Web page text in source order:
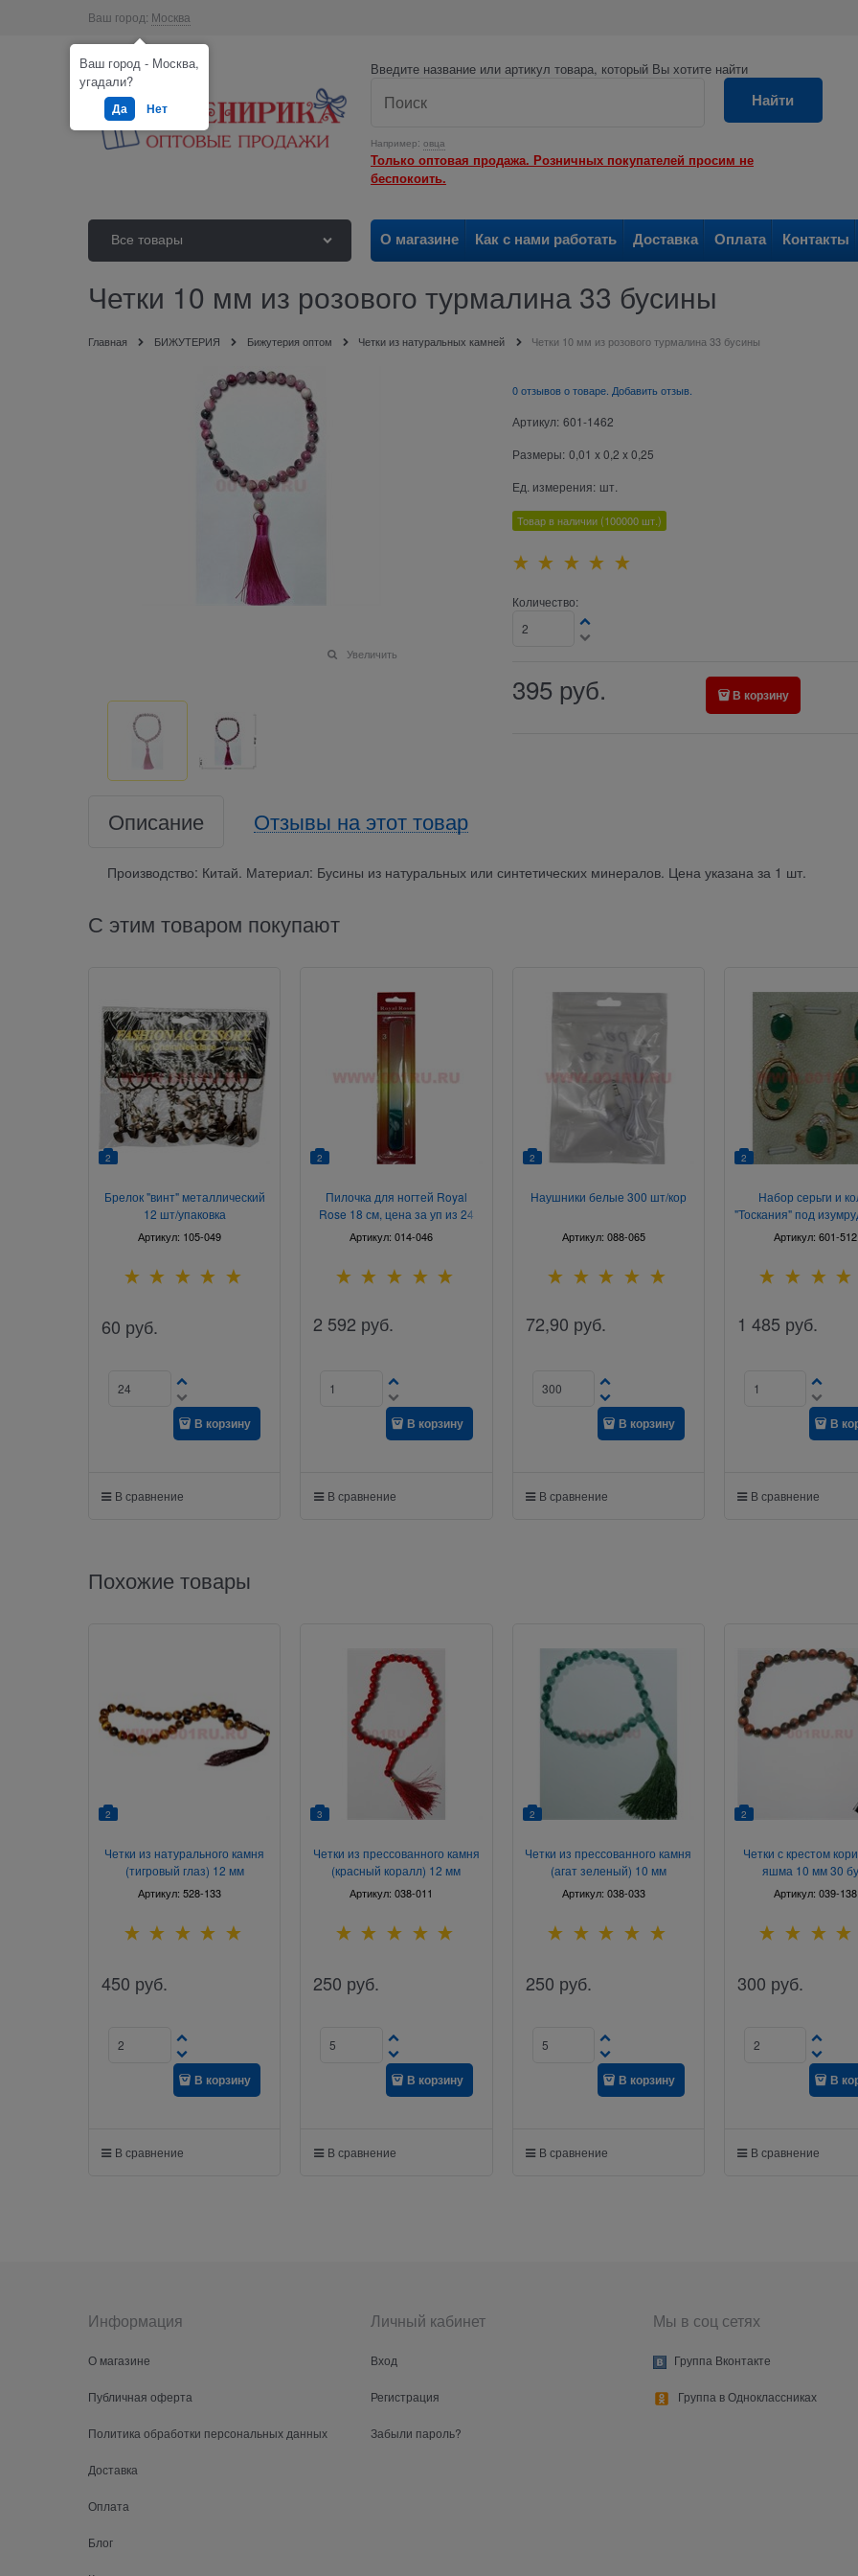
Ваш город: Москва
Введите название или артикул товара, который Вы хотите найти
Например: овца
Найти
Только оптовая продажа. Розничных покупателей просим не
беспокоить.
Все товары О магазине Как с нами работать Доставка Оплата Контакты
Четки 10 мм из розового турмалина 33 бусины
Главная БИЖУТЕРИЯ Бижутерия оптом Четки из натуральных камней Четки 10 мм из розового турмалина 33 бусины
Увеличить
0 отзывов о товаре. Добавить отзыв.
Артикул: 601-1462
Размеры: 0,01 x 0,2 x 0,25
Ед. измерения: шт.
Товар в наличии (100000 шт.)
Количество:
395 руб. В корзину
Описание Отзывы на этот товар
Производство: Китай. Материал: Бусины из натуральных или синтетических минералов. Цена указана за 1 шт.
С этим товаром покупают
2
Брелок "винт" металлический
12 шт/упаковка
Артикул: 105-049
60 руб.
В корзину
В сравнение
2
Пилочка для ногтей Royal
Rose 18 см, цена за уп из 24
шт
Артикул:014-046
2 592 руб.
В корзину
В сравнение
2
Наушники белые 300 шт/кор
Артикул: 088-065
72,90 руб.
В корзину
В сравнение
2
Набор серьги и
"Тоскания" под
17-20
Артикул: 601-512
1 485 руб.
В
В сравнение
Похожие товары
2
Четки из натурального камня
(тигровый глаз) 12 мм
Артикул:528-133
450 руб.
В корзину
В сравнение
3
Четки из прессованного камня
(красный коралл) 12 мм
Артикул:038-011
250 руб.
В корзину
В сравнение
2
Четки из прессованного камня
(агат зеленый) 10 мм
Артикул: 038-033
250 руб.
В корзину
В сравнение
2
Четки с крестом
яшма 10 мм 30
(натуральный
Артикул: 039-138
300 руб.
В
В сравнение
Информация
О магазине
Публичная оферта
Политика обработки персональных данных
Доставка
Оплата
Блог
Личный кабинет
Вход
Регистрация
Забыли пароль?
Мы в соц сетях
Группа Вконтакте
Группа в Одноклассниках
Ваш город - Москва,
угадали?
Да Нет